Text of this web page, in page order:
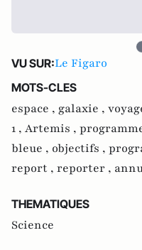
VU SUR:Le Figaro
MOTS-CLES
espace , galaxie ,
1 , Artemis ,
bleue , objectifs ,
report , reporter ,
THEMATIQUES
Science